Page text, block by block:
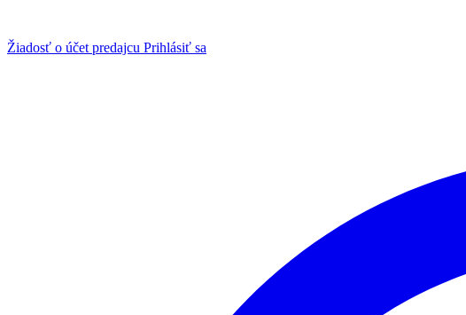
Žiadosť o účet predajcu Prihlásiť sa